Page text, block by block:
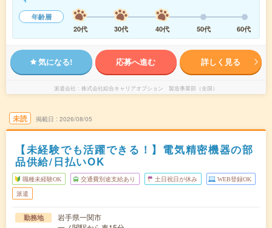
年齢層
20代
30代 40代 50代 60代
気になる! 応募へ進む 詳しく見る
派遣会社 株式会社綜合キャリアオプション 製造事業部（全国）
未読 掲載日 2026/08/05
【未経験でも活躍できる！】電気精密機器の部
品供給/日払いOK
職種未経験OK 交通費別途支給あり 土日祝日が休み WEB登録OK
派遣
勤務地
岩手県一関市